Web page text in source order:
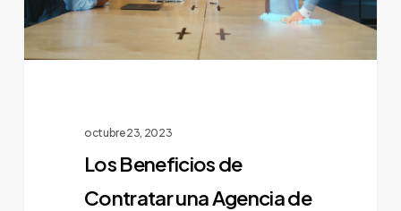
Marketing
para
Negociooctubre 23, 2023
Los Beneficios de
Contratar una Agencia de